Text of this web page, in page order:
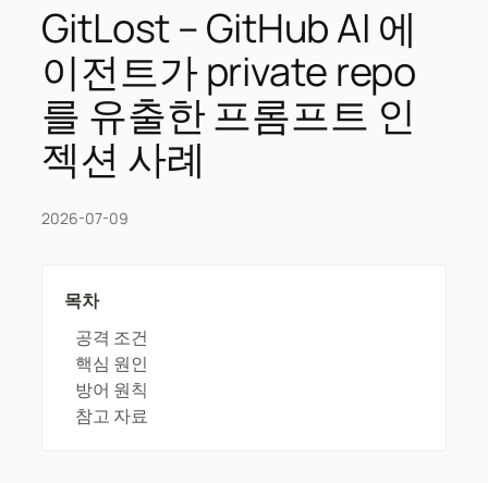
GitLost – GitHub AI 에
이전트가 private repo
를 유출한 프롬프트 인
젝션 사례
2026-07-09
목차
공격 조건
핵심 원인
방어 원칙
참고 자료